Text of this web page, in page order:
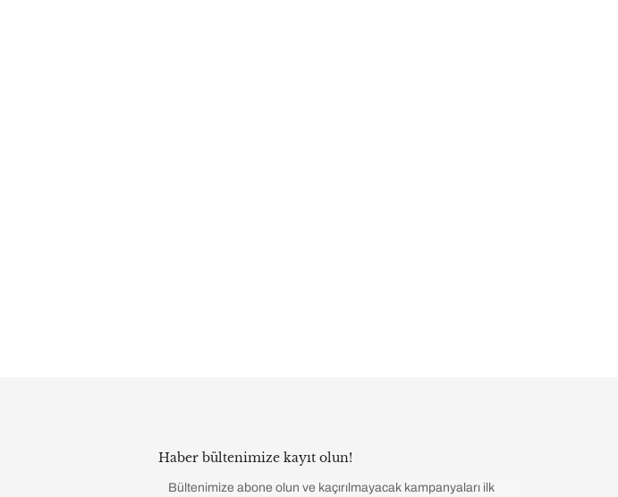
Haber bültenimize kayıt olun!
Bültenimize abone olun ve kaçırılmayacak kampanyaları ilk